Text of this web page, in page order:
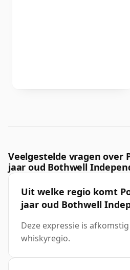
Veelgestelde vragen over
jaar oud Bothwell
Uit welke regio komt
jaar oud Bothwell
Deze expressie is
whiskyregio.